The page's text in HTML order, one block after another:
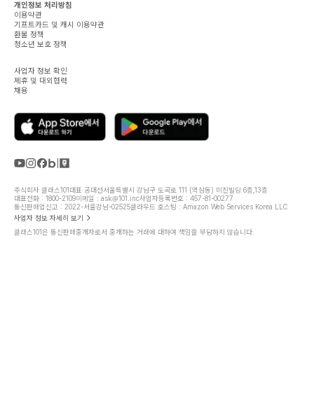
개인정보 처리방침
이용약관
기프트카드 및 캐시 이용약관
환불 정책
청소년 보호 정책
사업자 정보 확인
제휴 및 대외협력
채용
주식회사 클래스101대표 공대선서울특별시 강남구 도곡로 111 (역삼동) 미진빌딩 6층,13층
대표전화 : 1800-2109이메일 : ask@101.inc사업자등록번호 : 457-81-00277
통신판매업신고 : 2022-서울강남-02525클라우드 호스팅 : Amazon Web Services Korea LLC
사업자 정보 자세히 보기
클래스101은 통신판매중개자로서 중개하는 거래에 대하여 책임을 부담하지 않습니다.